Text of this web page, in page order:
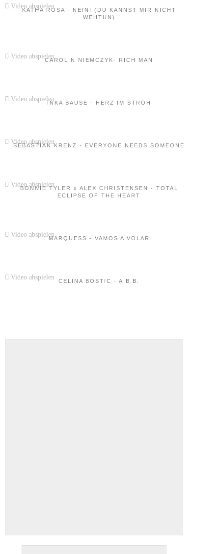
Video abspielen
KATHA ROSA - NEIN! (DU KANNST MIR NICHT
WEHTUN)
Video abspielenCAROLIN NIEMCZYK- RICH MAN
Video abspielenINKA BAUSE - HERZ IM STROH
Video abspielen
SEBASTIAN KRENZ - EVERYONE NEEDS SOMEONE
Video abspielen
BONNIE TYLER x ALEX CHRISTENSEN - TOTAL
ECLIPSE OF THE HEART
Video abspielenMARQUESS - VAMOS A VOLAR
Video abspielen CELINA BOSTIC - A.B.B.